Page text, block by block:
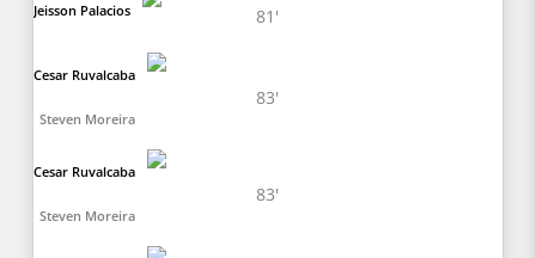
Jeisson Palacios 81'
Steven Moreira
Cesar Ruvalcaba
83'
Steven Moreira
Cesar Ruvalcaba
83'